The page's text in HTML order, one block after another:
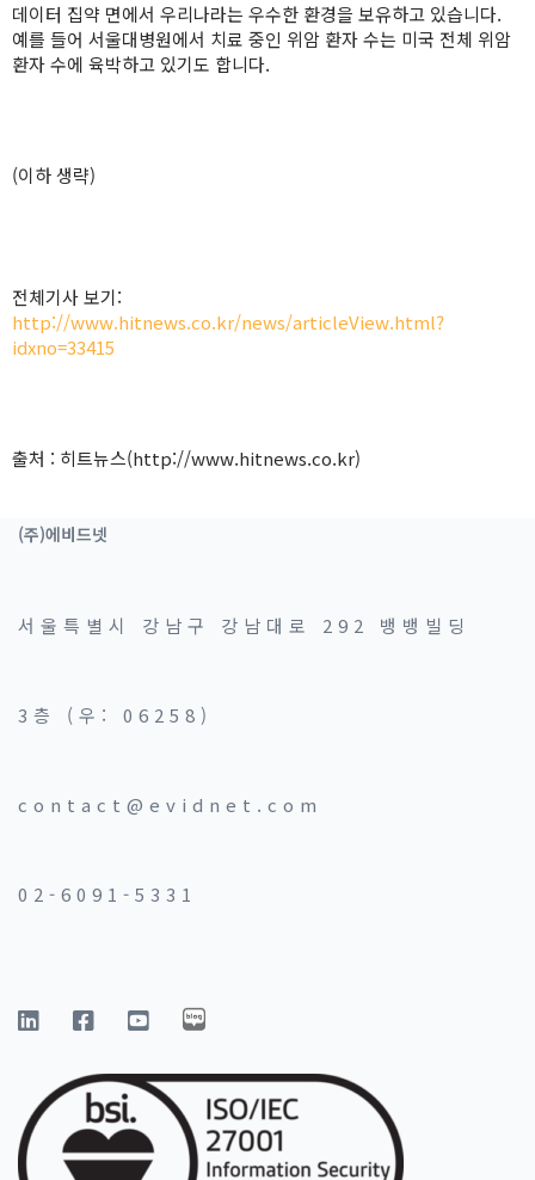
데이터 집약 면에서 우리나라는 우수한 환경을 보유하고 있습니다.
예를 들어 서울대병원에서 치료 중인 위암 환자 수는 미국 전체 위암
환자 수에 육박하고 있기도 합니다.
(이하 생략)
전체기사 보기:
http://www.hitnews.co.kr/news/articleView.html?
idxno=33415
출처 : 히트뉴스(http://www.hitnews.co.kr)
(주)에비드넷
서울특별시 강남구 강남대로 292 뱅뱅빌딩
3층 (우: 06258)
contact@evidnet.com
02-6091-5331